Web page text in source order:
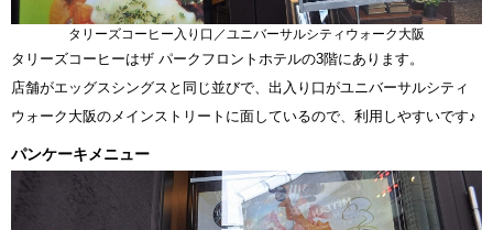
タリーズコーヒー入り口／ユニバーサルシティウォーク大阪
タリーズコーヒーはザ パークフロントホテルの3階にあります。
店舗がエッグスシングスと同じ並びで、出入り口がユニバーサルシティ
ウォーク大阪のメインストリートに面しているので、利用しやすいです♪
パンケーキメニュー